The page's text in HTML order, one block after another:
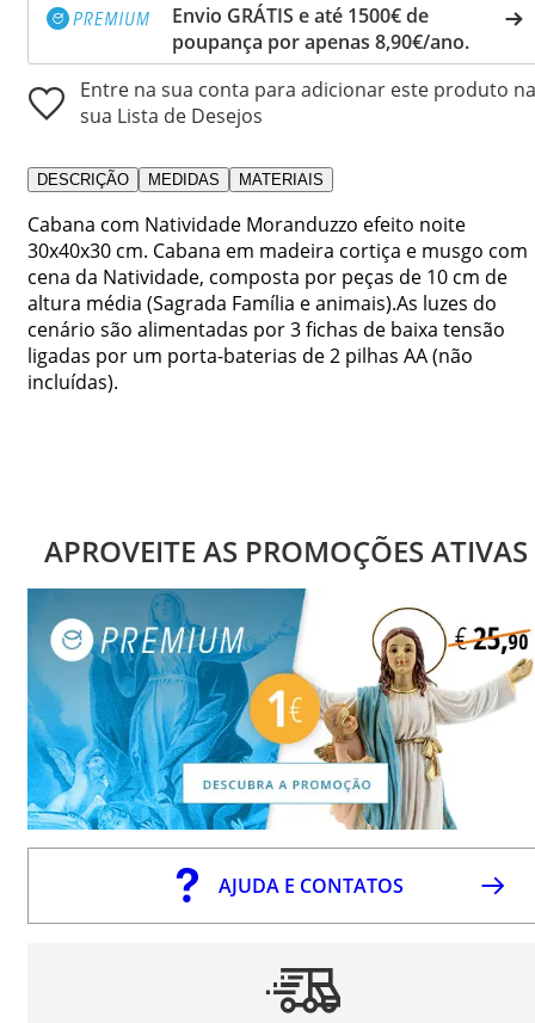
Envio GRÁTIS e até 1500€ de
poupança por apenas 8,90€/ano.
Entre na sua conta para adicionar este produto na
sua Lista de Desejos
DESCRIÇÃO MEDIDAS MATERIAIS
Cabana com Natividade Moranduzzo efeito noite
30x40x30 cm. Cabana em madeira cortiça e musgo com
cena da Natividade, composta por peças de 10 cm de
altura média (Sagrada Família e animais).As luzes do
cenário são alimentadas por 3 fichas de baixa tensão
ligadas por um porta-baterias de 2 pilhas AA (não
incluídas).
APROVEITE AS PROMOÇÕES ATIVAS
AJUDA E CONTATOS